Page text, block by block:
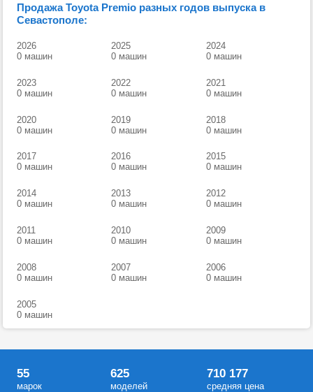
Продажа Toyota Premio разных годов выпуска в
Севастополе:
2026
0 машин
2025
0 машин
2024
0 машин
2023
0 машин
2022
0 машин
2021
0 машин
2020
0 машин
2019
0 машин
2018
0 машин
2017
0 машин
2016
0 машин
2015
0 машин
2014
0 машин
2013
0 машин
2012
0 машин
2011
0 машин
2010
0 машин
2009
0 машин
2008
0 машин
2007
0 машин
2006
0 машин
2005
0 машин
55
марок
625
моделей
710 177
средняя цена